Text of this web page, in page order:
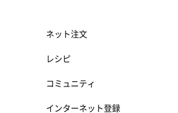
ネット注文
レシピ
コミュニティ
インターネット登録